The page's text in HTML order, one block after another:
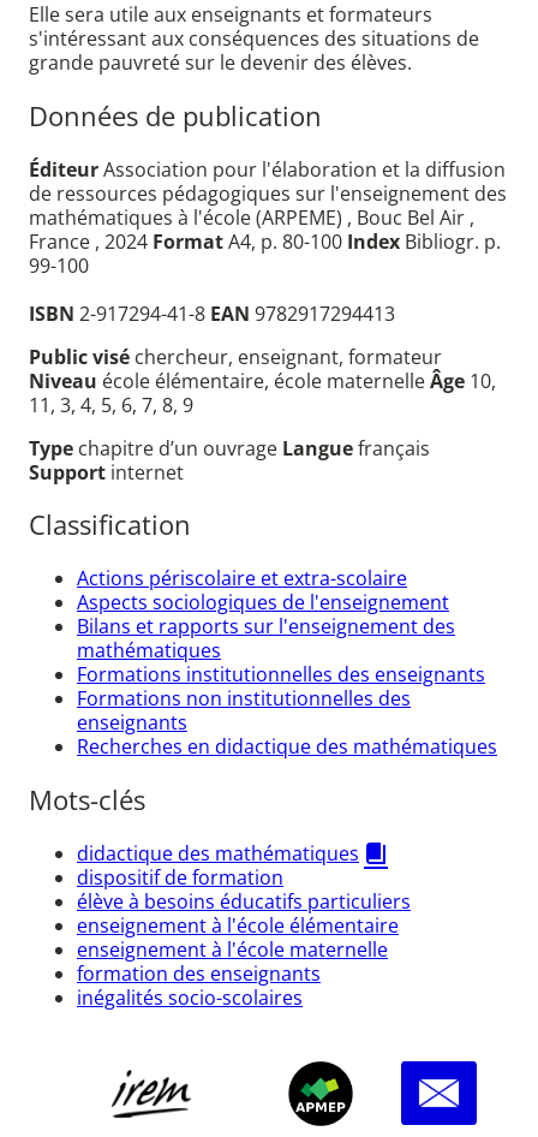
Elle sera utile aux enseignants et formateurs
s'intéressant aux conséquences des situations de
grande pauvreté sur le devenir des élèves.
Données de publication
ÉditeurAssociation pour l'élaboration et la diffusion
de ressources pédagogiques sur l'enseignement des
mathématiques à l'école (ARPEME) , Bouc Bel Air ,
France , 2024 FormatA4, p. 80-100 Index Bibliogr. p.
99-100
ISBN 2-917294-41-8 EAN 9782917294413
Public visé chercheur, enseignant, formateur
Niveau école élémentaire, école maternelleÂge 10,
11, 3, 4, 5, 6, 7, 8, 9
Type chapitre d’un ouvrage Languefrançais
Support internet
Classification
Actions périscolaire et extra-scolaire
Aspects sociologiques de l'enseignement
Bilans et rapports sur l'enseignement des
mathématiques
Formations institutionnelles des enseignants
Formations non institutionnelles des
enseignants
Recherches en didactique des mathématiques
Mots-clés
didactique des mathématiques
dispositif de formation
élève à besoins éducatifs particuliers
enseignement à l'école élémentaire
enseignement à l'école maternelle
formation des enseignants
inégalités socio-scolaires